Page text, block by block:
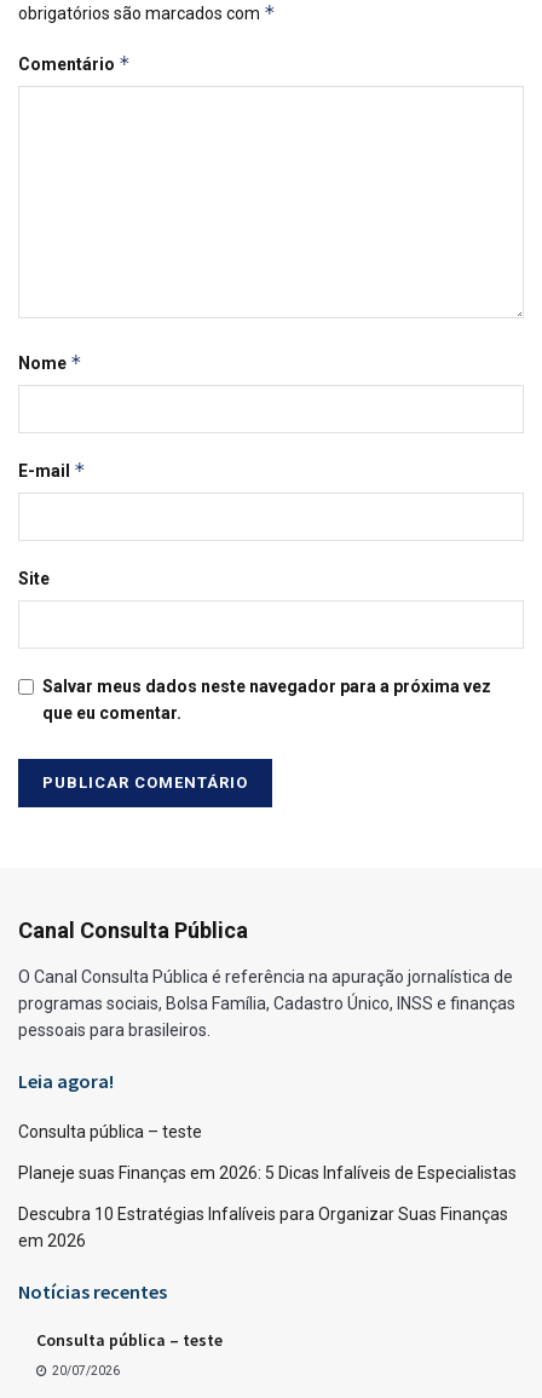
obrigatórios são marcados com *
Comentário *
Nome *
E-mail *
Site
Salvar meus dados neste navegador para a próxima vez
que eu comentar.
Canal Consulta Pública
O Canal Consulta Pública é referência na apuração jornalística de
programas sociais, Bolsa Família, Cadastro Único, INSS e finanças
pessoais para brasileiros.
Leia agora!
Consulta pública – teste
Planeje suas Finanças em 2026: 5 Dicas Infalíveis de Especialistas
Descubra 10 Estratégias Infalíveis para Organizar Suas Finanças
em 2026
Notícias recentes
Consulta pública – teste
20/07/2026